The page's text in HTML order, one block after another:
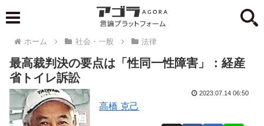
ホーム 社会・一般 法律
最高裁判決の要点は「性同一性障害」：経産
省トイレ訴訟
高橋 克己
2023.07.14 06:50